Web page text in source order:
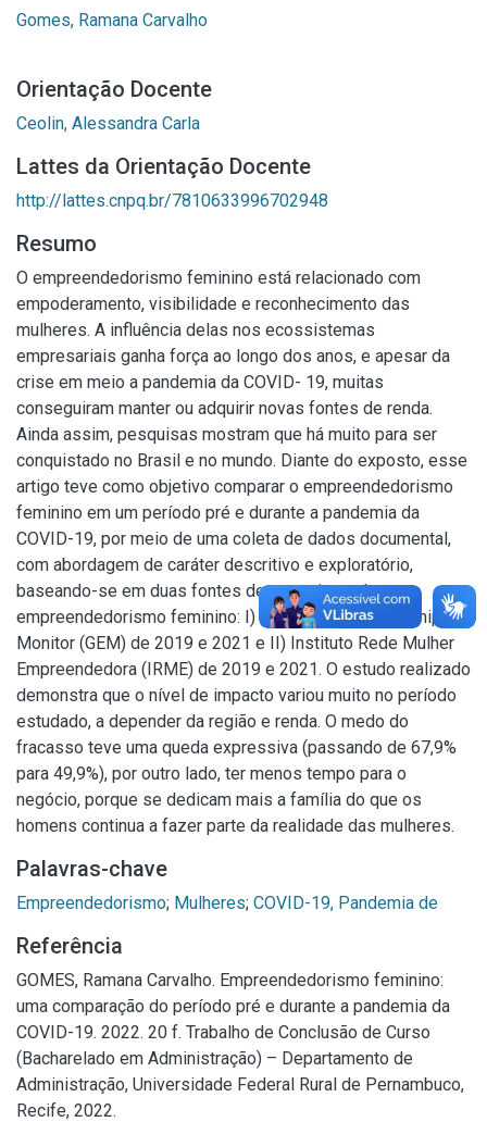
Gomes, Ramana Carvalho
Orientação Docente
Ceolin, Alessandra Carla
Lattes da Orientação Docente
http://lattes.cnpq.br/7810633996702948
Resumo
O empreendedorismo feminino está relacionado com
empoderamento, visibilidade e reconhecimento das
mulheres. A influência delas nos ecossistemas
empresariais ganha força ao longo dos anos, e apesar da
crise em meio a pandemia da COVID- 19, muitas
conseguiram manter ou adquirir novas fontes de renda.
Ainda assim, pesquisas mostram que há muito para ser
conquistado no Brasil e no mundo. Diante do exposto, esse
artigo teve como objetivo comparar o empreendedorismo
feminino em um período pré e durante a pandemia da
COVID-19, por meio de uma coleta de dados documental,
com abordagem de caráter descritivo e exploratório,
baseando-se em duas fontes de pesquisa sobre o
empreendedorismo feminino: I) Global Entrepreneurship
Monitor (GEM) de 2019 e 2021 e II) Instituto Rede Mulher
Empreendedora (IRME) de 2019 e 2021. O estudo realizado
demonstra que o nível de impacto variou muito no período
estudado, a depender da região e renda. O medo do
fracasso teve uma queda expressiva (passando de 67,9%
para 49,9%), por outro lado, ter menos tempo para o
negócio, porque se dedicam mais a família do que os
homens continua a fazer parte da realidade das mulheres.
Palavras-chave
Empreendedorismo; Mulheres; COVID-19, Pandemia de
Referência
GOMES, Ramana Carvalho. Empreendedorismo feminino:
uma comparação do período pré e durante a pandemia da
COVID-19. 2022. 20 f. Trabalho de Conclusão de Curso
(Bacharelado em Administração) – Departamento de
Administração, Universidade Federal Rural de Pernambuco,
Recife, 2022.